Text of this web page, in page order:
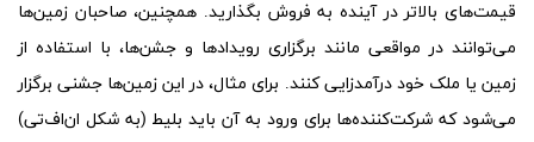
قیمت‌های بالاتر در آینده به فروش بگذارید. همچنین، صاحبان زمین‌ها
می‌توانند در مواقعی مانند برگزاری رویدادها و جشن‌ها، با استفاده از
زمین یا ملک خود درآمدزایی کنند. برای مثال، در این زمین‌ها جشنی برگزار
می‌شود که شرکت‌کننده‌ها برای ورود به آن باید بلیط (به شکل ان‌اف‌تی)